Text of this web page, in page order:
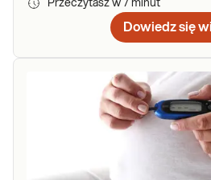
Przeczytasz w 7 minut
Dowiedz się